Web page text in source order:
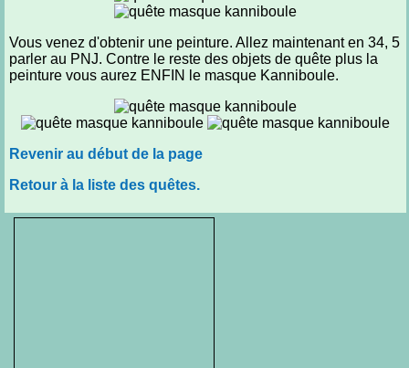
Vous venez d'obtenir une peinture. Allez maintenant en 34, 5
parler au PNJ. Contre le reste des objets de quête plus la
peinture vous aurez ENFIN le masque Kanniboule.
Revenir au début de la page
Retour à la liste des quêtes.